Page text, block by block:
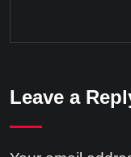
Leave a